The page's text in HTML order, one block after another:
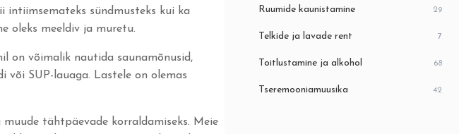
intiimsemateks sündmusteks kui ka
oleks meeldiv ja muretu.
on võimalik nautida saunamõnusid,
SUP-lauaga. Lastele on olemas
muude tähtpäevade korraldamiseks. Meie
Ruumide kaunistamine 29
Telkide ja lavade rent 7
Toitlustamine ja alkohol 68
Tseremooniamuusika 42